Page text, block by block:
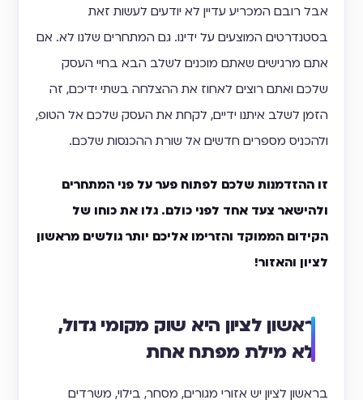
אבל רובם המכריע עדיין לא יודעים לעשות זאת
בסטנדרטים המוצעים על ידינו. גם המתחרים שלנו לא. אם
אתם מרגישים שאתם מוכנים לשלב הבא בחיי העסק
שלכם ואתם רוצים לאחוז את ההצלחה בשתי ידיכם, זה
הזמן לשלב איתנו ידיים, לקחת את העסק שלכם אל הטופ,
ולהכניס מספרים חדשים אל שורת ההכנסות שלכם.
זו ההזדמנות שלכם לפתוח פער על פני המתחרים
ולהישאר צעד אחד לפני כולם. גלו את כוחו של
הקידום הממוקד והזרימו אליכם יותר גולשים מראשון
לציון והאזור!
ראשון לציון היא שוק מקומי גדול,
לא מילת מפתח אחת
בראשון לציון יש אזורי מגורים, מסחר, בילוי, משרדים